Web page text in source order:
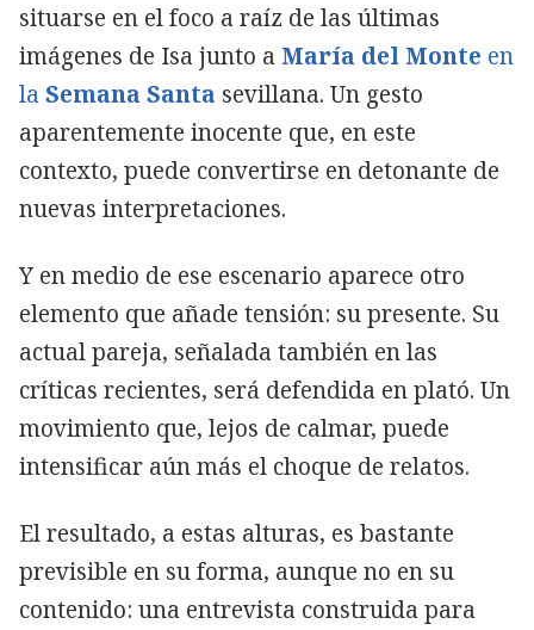
situarse en el foco a raíz de las últimas
imágenes de Isa junto a María del Monte en
la Semana Santa sevillana. Un gesto
aparentemente inocente que, en este
contexto, puede convertirse en detonante de
nuevas interpretaciones.
Y en medio de ese escenario aparece otro
elemento que añade tensión: su presente. Su
actual pareja, señalada también en las
críticas recientes, será defendida en plató. Un
movimiento que, lejos de calmar, puede
intensificar aún más el choque de relatos.
El resultado, a estas alturas, es bastante
previsible en su forma, aunque no en su
contenido: una entrevista construida para